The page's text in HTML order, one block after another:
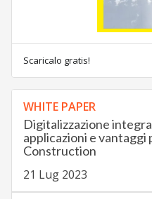
Scaricalo gratis!
WHITE PAPER
Digitalizzazione
applicazioni e vantaggi
Construction
21 Lug 2023